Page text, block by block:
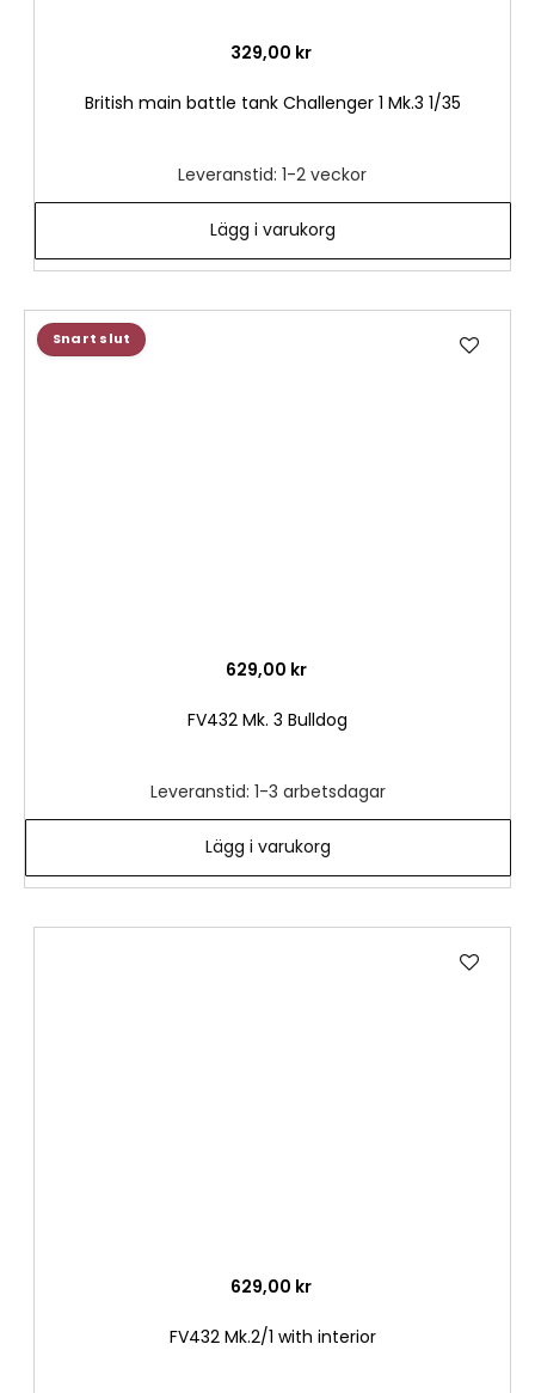
329,00 kr
British main battle tank Challenger 1 Mk.3 1/35
Leveranstid: 1-2 veckor
Lägg i varukorg
Snart slut
629,00 kr
FV432 Mk. 3 Bulldog
Leveranstid: 1-3 arbetsdagar
Lägg i varukorg
629,00 kr
FV432 Mk.2/1 with interior